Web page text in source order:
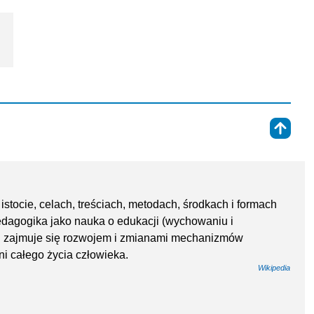
celach, treściach, metodach, środkach i formach
jako nauka o edukacji (wychowaniu i
zajmuje się rozwojem i zmianami mechanizmów
całego życia człowieka.
Wikipedia